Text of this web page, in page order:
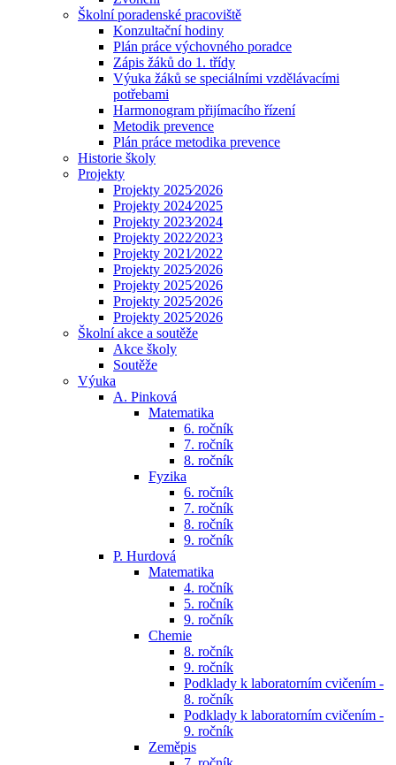
Školní poradenské pracoviště
Konzultační hodiny
Plán práce výchovného poradce
Zápis žáků do 1. třídy
Výuka žáků se speciálními vzdělávacími
potřebami
Harmonogram přijímacího řízení
Metodik prevence
Plán práce metodika prevence
Historie školy
Projekty
Projekty 2025⁄2026
Projekty 2024⁄2025
Projekty 2023⁄2024
Projekty 2022⁄2023
Projekty 2021⁄2022
Projekty 2025⁄2026
Projekty 2025⁄2026
Projekty 2025⁄2026
Projekty 2025⁄2026
Školní akce a soutěže
Akce školy
Soutěže
Výuka
A. Pinková
Matematika
6. ročník
7. ročník
8. ročník
Fyzika
6. ročník
7. ročník
8. ročník
9. ročník
P. Hurdová
Matematika
4. ročník
5. ročník
9. ročník
Chemie
8. ročník
9. ročník
Podklady k laboratorním cvičením -
8. ročník
Podklady k laboratorním cvičením -
9. ročník
Zeměpis